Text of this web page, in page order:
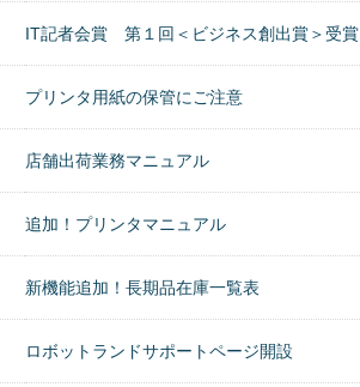
IT記者会賞 第１回＜ビジネス創出賞＞受賞
プリンタ用紙の保管にご注意
店舗出荷業務マニュアル
追加！プリンタマニュアル
新機能追加！長期品在庫一覧表
ロボットランドサポートページ開設